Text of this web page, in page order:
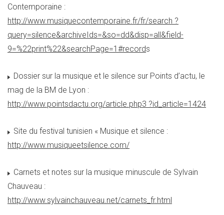
Contemporaine :
http://www.musiquecontemporaine.fr/fr/search ?
query=silence&archiveIds=&so=dd&disp=all&field-
9=%22print%22&searchPage=1#records
Dossier sur la musique et le silence sur Points d’actu, le
mag de la BM de Lyon :
http://www.pointsdactu.org/article.php3 ?id_article=1424
Site du festival tunisien « Musique et silence :
http://www.musiqueetsilence.com/
Carnets et notes sur la musique minuscule de Sylvain
Chauveau :
http://www.sylvainchauveau.net/carnets_fr.html